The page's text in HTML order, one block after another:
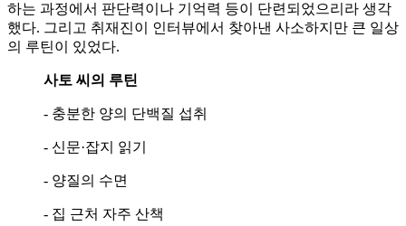
하는 과정에서 판단력이나 기억력 등이 단련되었으리라 생각
했다. 그리고 취재진이 인터뷰에서 찾아낸 사소하지만 큰 일상
의 루틴이 있었다.
사토 씨의 루틴
- 충분한 양의 단백질 섭취
- 신문·잡지 읽기
- 양질의 수면
- 집 근처 자주 산책